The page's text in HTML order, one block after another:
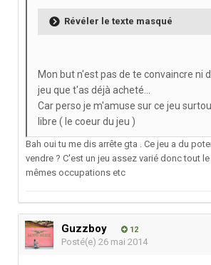
Révéler le texte masqué
Mon but n'est pas de te convaincre ni
jeu que t'as déjà acheté...
Car perso je m'amuse sur ce jeu
libre ( le coeur du jeu )
Bah oui tu me dis arrête gta . Ce jeu a du
vendre ? C'est un jeu assez varié donc tout
mêmes occupations etc
Guzzboy 12
Posté(e) 26 mai 2014